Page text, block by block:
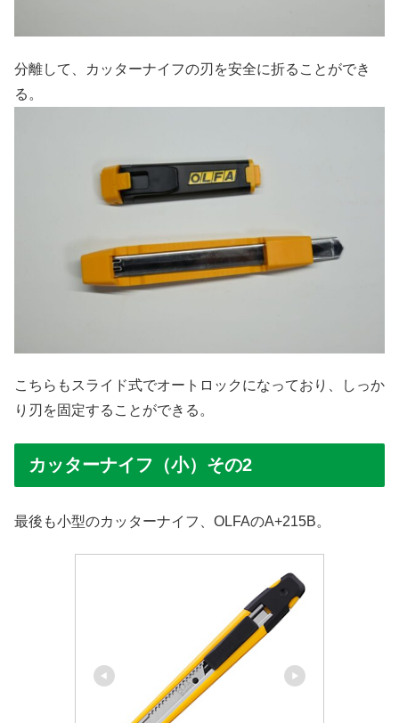
分離して、カッターナイフの刃を安全に折ることができ
る。
こちらもスライド式でオートロックになっており、しっか
り刃を固定することができる。
カッターナイフ（小）その2
最後も小型のカッターナイフ、OLFAのA+215B。